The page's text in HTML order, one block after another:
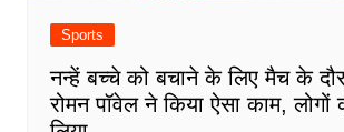
Sports
नन्हें बच्चे को बचाने के लिए मैच के
रोमन पॉवेल ने किया ऐसा काम,